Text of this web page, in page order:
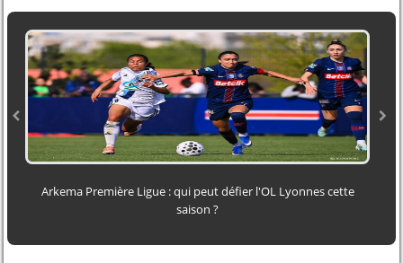
Arkema Première Ligue : qui peut défier l'OL Lyonnes cette
saison ?